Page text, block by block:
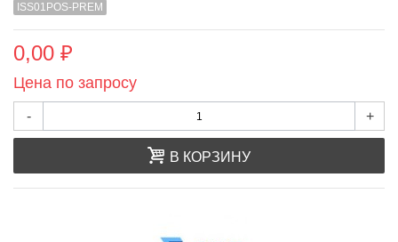
ISS01POS-PREM
0,00 ₽
Цена по запросу
- +
В КОРЗИНУ